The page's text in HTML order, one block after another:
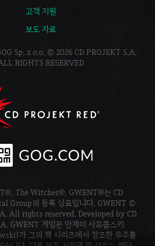
고객 지원
보도 자료
Sp. z o.o. © 2026 CD PROJEKT S.A.
RIGHTS RESERVED
The Witcher®, GWENT®는 CD
Group의 등록 상표입니다. GWENT ©
All rights reserved. Developed by CD
GWENT 게임은 안제이 사프콥스키
가 그의 책 시리즈에서 창조한 우주를